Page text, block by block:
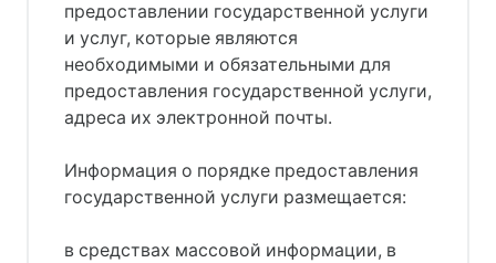
предоставлении государственной услуги
и услуг, которые являются
необходимыми и обязательными для
предоставления государственной услуги,
адреса их электронной почты.
Информация о порядке предоставления
государственной услуги размещается:
в средствах массовой информации, в